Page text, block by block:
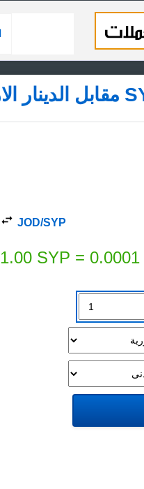
JOD/SYP
1.00 SYP = 0.0001